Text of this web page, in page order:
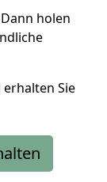
Dann holen
erhalten Sie